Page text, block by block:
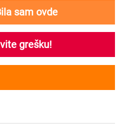
sam ovde
grešku!